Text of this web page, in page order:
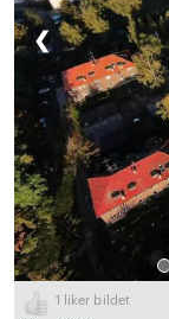
❮
1 liker bildet